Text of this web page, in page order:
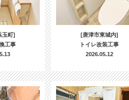
玉町]
工事
[唐津市東城内]
トイレ改装工事
2026.05.12